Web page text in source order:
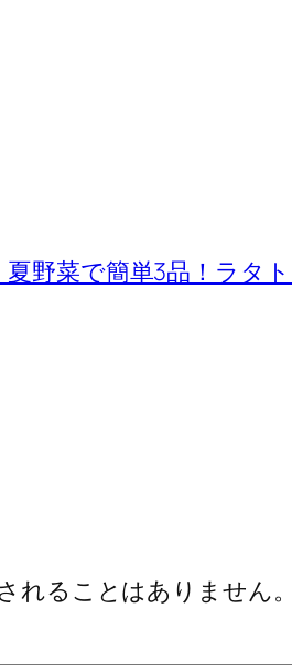
夏野菜で簡単3品！ラタ
れることはありません。